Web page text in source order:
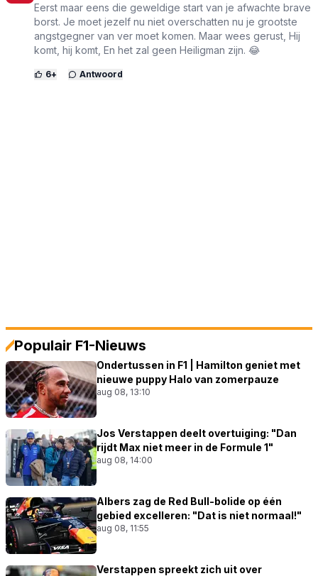
Eerst maar eens die geweldige start van je afwachte brave
borst. Je moet jezelf nu niet overschatten nu je grootste
angstgegner van ver moet komen. Maar wees gerust, Hij
komt, hij komt, En het zal geen Heiligman zijn. 😂
6+ Antwoord
Populair F1-Nieuws
Ondertussen in F1 | Hamilton geniet met
nieuwe puppy Halo van zomerpauze
aug 08, 13:10
Jos Verstappen deelt overtuiging: "Dan
rijdt Max niet meer in de Formule 1"
aug 08, 14:00
Albers zag de Red Bull-bolide op één
gebied excelleren: "Dat is niet normaal!"
aug 08, 11:55
Verstappen spreekt zich uit over